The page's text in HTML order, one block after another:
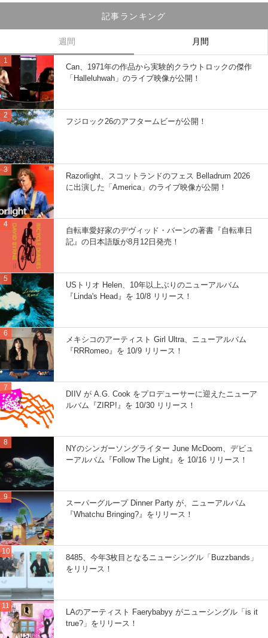
記事ランキング
週間 月間
Can、1971年の作品から実験的クラウトロックの傑作
「Halleluhwah」のライブ映像が公開！
フジロック26のアフタームビーが公開！
Razorlight、スコットランドのフェス Belladrum 2026
に出演した「America」のライブ映像が公開！
自転車愛好家のデヴィッド・バーンの著書『自転車日
記』の日本語版が8月12日発売！
USトリオ Helen、10年以上ぶりのニューアルバム
『Linda's Head』を 10/8 リリース！
メキシコのアーティスト Girl Ultra、ニューアルバム
『RRRomeo』を 10/9 リリース！
DIIV が A.G. Cook をプロデューサーに迎えたニューア
ルバム『ZIRP!』を 10/30 リリース！
NYのシンガーソングライター June McDoom、デビュ
ーアルバム『Follow The Light』を 10/16 リリース！
スーパーグループ Dinner Party が、ニューアルバム
『Whatchu Bringing?』をリリース！
8485、今年3枚目となるニューシングル「Buzzbands」
をリリース！
LAのアーティスト Faerybabyy がニューシングル「is it
true?」をリリース！